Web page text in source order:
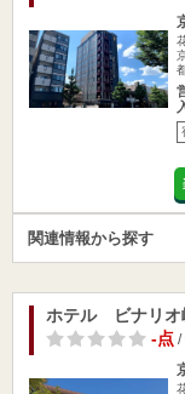
関連情報から探す
ホテル ビナリオ
-点/